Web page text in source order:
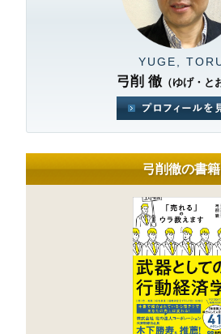
YUGE,
弓削 徹 （ゆげ・と
弓削徹の書籍